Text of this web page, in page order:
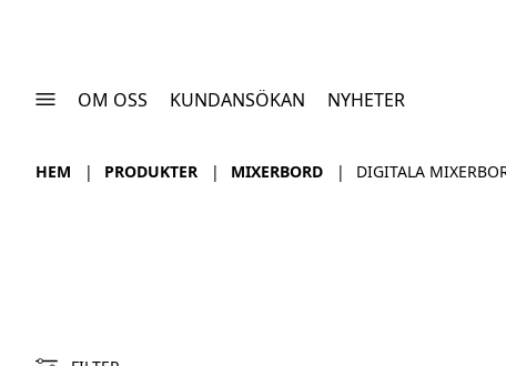
OM OSS KUNDANSÖKAN NYHETER
HEM PRODUKTER MIXERBORD DIGITALA